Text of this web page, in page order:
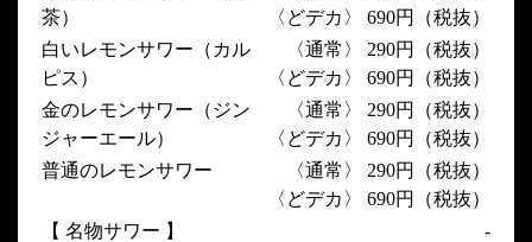
茶）
〈どデカ〉 690円（税抜）
白いレモンサワー（カル
ピス）
〈通常〉 290円（税抜）
〈どデカ〉 690円（税抜）
金のレモンサワー（ジン
ジャーエール）
〈通常〉 290円（税抜）
〈どデカ〉 690円（税抜）
普通のレモンサワー
〈通常〉 290円（税抜）
〈どデカ〉 690円（税抜）
【 名物サワー 】
-